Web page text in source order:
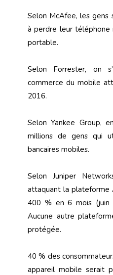
Selon McAfee, les gens
à perdre leur téléphone
portable.
Selon Forrester, on
commerce du mobile
2016.
Selon Yankee Group,
millions de gens qui
bancaires mobiles.
Selon Juniper
attaquant la plateforme
400 % en 6 mois (juin
Aucune autre
protégée.
40 % des
appareil mobile serait